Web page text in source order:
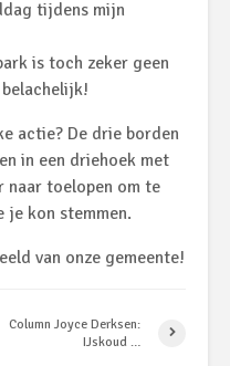
tijdens mijn
is toch zeker geen
actie? De drie borden
in een driehoek met
naar toelopen om te
je kon stemmen.
van onze gemeente!
Column Joyce Derksen:
IJskoud …